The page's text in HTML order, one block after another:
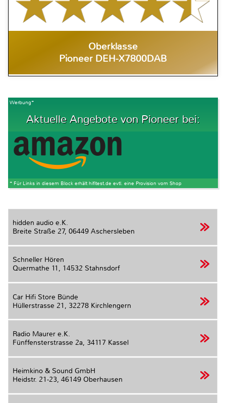
Oberklasse
Pioneer DEH-X7800DAB
Werbung*
Aktuelle Angebote von Pioneer bei:
* Für Links in diesem Block erhält hifitest.de evtl. eine Provision vom Shop
hidden audio e.K.
Breite Straße 27, 06449 Aschersleben
Schneller Hören
Quermathe 11, 14532 Stahnsdorf
Car Hifi Store Bünde
Hüllerstrasse 21, 32278 Kirchlengern
Radio Maurer e.K.
Fünffensterstrasse 2a, 34117 Kassel
Heimkino & Sound GmbH
Heidstr. 21-23, 46149 Oberhausen